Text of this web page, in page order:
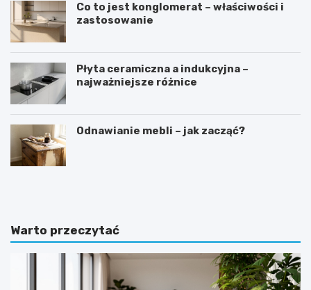
Co to jest konglomerat – właściwości i
zastosowanie
Płyta ceramiczna a indukcyjna –
najważniejsze różnice
Odnawianie mebli – jak zacząć?
D
t
y
S
l
n
Warto przeczytać